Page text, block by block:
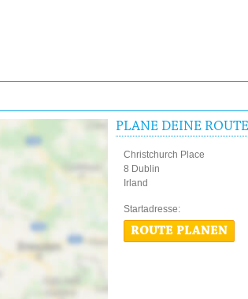
PLANE DEINE
Christchurch Place
8 Dublin
Irland
ROUTE PLANEN